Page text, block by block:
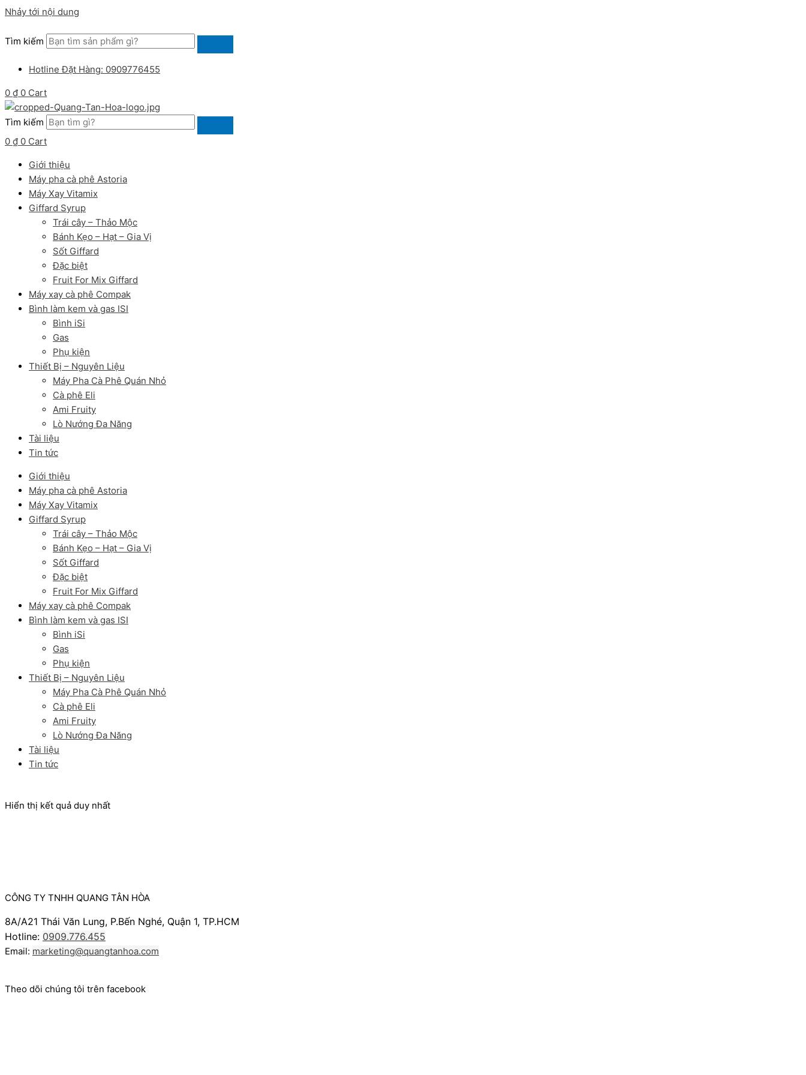
Nhảy tới nội dung
Tìm kiếm
Hotline Đặt Hàng: 0909776455
0 ₫ 0 Cart
Tìm kiếm
0 ₫ 0 Cart
Giới thiệu
Máy pha cà phê Astoria
Máy Xay Vitamix
Giffard Syrup
Trái cây – Thảo Mộc
Bánh Kẹo – Hạt – Gia Vị
Sốt Giffard
Đặc biệt
Fruit For Mix Giffard
Máy xay cà phê Compak
Bình làm kem và gas ISI
Bình iSi
Gas
Phụ kiện
Thiết Bị – Nguyên Liệu
Máy Pha Cà Phê Quán Nhỏ
Cà phê Eli
Ami Fruity
Lò Nướng Đa Năng
Tài liệu
Tin tức
Giới thiệu
Máy pha cà phê Astoria
Máy Xay Vitamix
Giffard Syrup
Trái cây – Thảo Mộc
Bánh Kẹo – Hạt – Gia Vị
Sốt Giffard
Đặc biệt
Fruit For Mix Giffard
Máy xay cà phê Compak
Bình làm kem và gas ISI
Bình iSi
Gas
Phụ kiện
Thiết Bị – Nguyên Liệu
Máy Pha Cà Phê Quán Nhỏ
Cà phê Eli
Ami Fruity
Lò Nướng Đa Năng
Tài liệu
Tin tức
Hiển thị kết quả duy nhất
CÔNG TY TNHH QUANG TÂN HÒA
8A/A21 Thái Văn Lung, P.Bến Nghé, Quận 1, TP.HCM
Hotline: 0909.776.455
Email: marketing@quangtanhoa.com
Theo dõi chúng tôi trên facebook